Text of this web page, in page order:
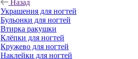
Назад
Украшения для ногтей
Бульонки для ногтей
Втирка ракушки
Клёпки для ногтей
Кружево для ногтей
Наклейки для ногтей